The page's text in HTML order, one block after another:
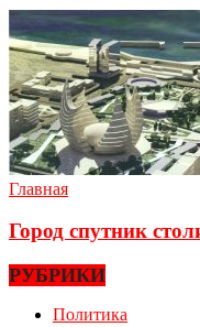
Главная
Город спутник
РУБРИКИ
Политика